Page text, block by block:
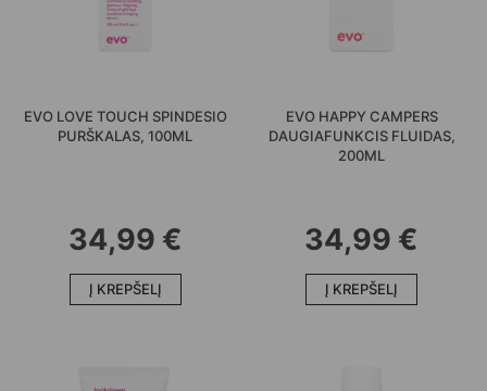
EVO LOVE TOUCH SPINDESIO
PURŠKALAS, 100ML
34,99 €
Į KREPŠELĮ
EVO HAPPY CAMPERS
DAUGIAFUNKCIS FLUIDAS,
200ML
34,99 €
Į KREPŠELĮ